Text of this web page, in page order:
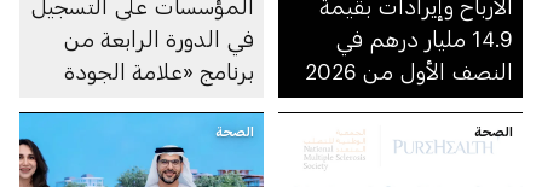
الأرباح وإيرادات بقيمة
14.9 مليار درهم في
النصف الأول من 2026
المؤسسات على التسجيل
في الدورة الرابعة من
برنامج «علامة الجودة
للوالدين» وتستقبل
طلبات المشاركة حتى 14
الصحة الصحة